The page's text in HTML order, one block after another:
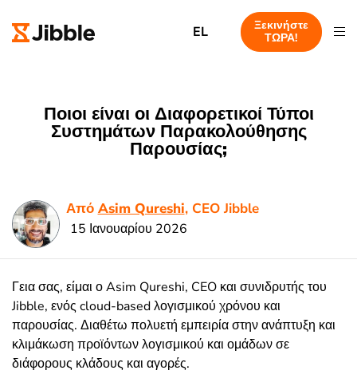
EL
Ξεκινήστε
ΤΩΡΑ!
Ποιοι είναι οι Διαφορετικοί Τύποι
Συστημάτων Παρακολούθησης
Παρουσίας;
Από Asim Qureshi, CEO Jibble
15 Ιανουαρίου 2026
Γεια σας, είμαι ο Asim Qureshi, CEO και συνιδρυτής του
Jibble, ενός cloud-based λογισμικού χρόνου και
παρουσίας. Διαθέτω πολυετή εμπειρία στην ανάπτυξη και
κλιμάκωση προϊόντων λογισμικού και ομάδων σε
διάφορους κλάδους και αγορές.